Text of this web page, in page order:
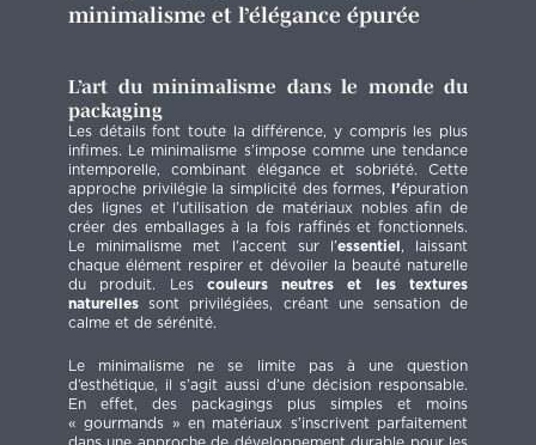
minimalisme et l’élégance épurée
L’art du minimalisme dans le monde du
packaging
Les détails font toute la différence, y compris les plus
infimes. Le minimalisme s’impose comme une tendance
intemporelle, combinant élégance et sobriété. Cette
approche privilégie la simplicité des formes, l’épuration
des lignes et l’utilisation de matériaux nobles afin de
créer des emballages à la fois raffinés et fonctionnels.
Le minimalisme met l’accent sur l’essentiel, laissant
chaque élément respirer et dévoiler la beauté naturelle
du produit. Lescouleurs neutres et les textures
naturellessont privilégiées, créant une sensation de
calme et de sérénité.
Le minimalisme ne se limite pas à une question
d’esthétique, il s’agit aussi d’une décision responsable.
En effet, des packagings plus simples et moins
« gourmands » en matériaux s’inscrivent parfaitement